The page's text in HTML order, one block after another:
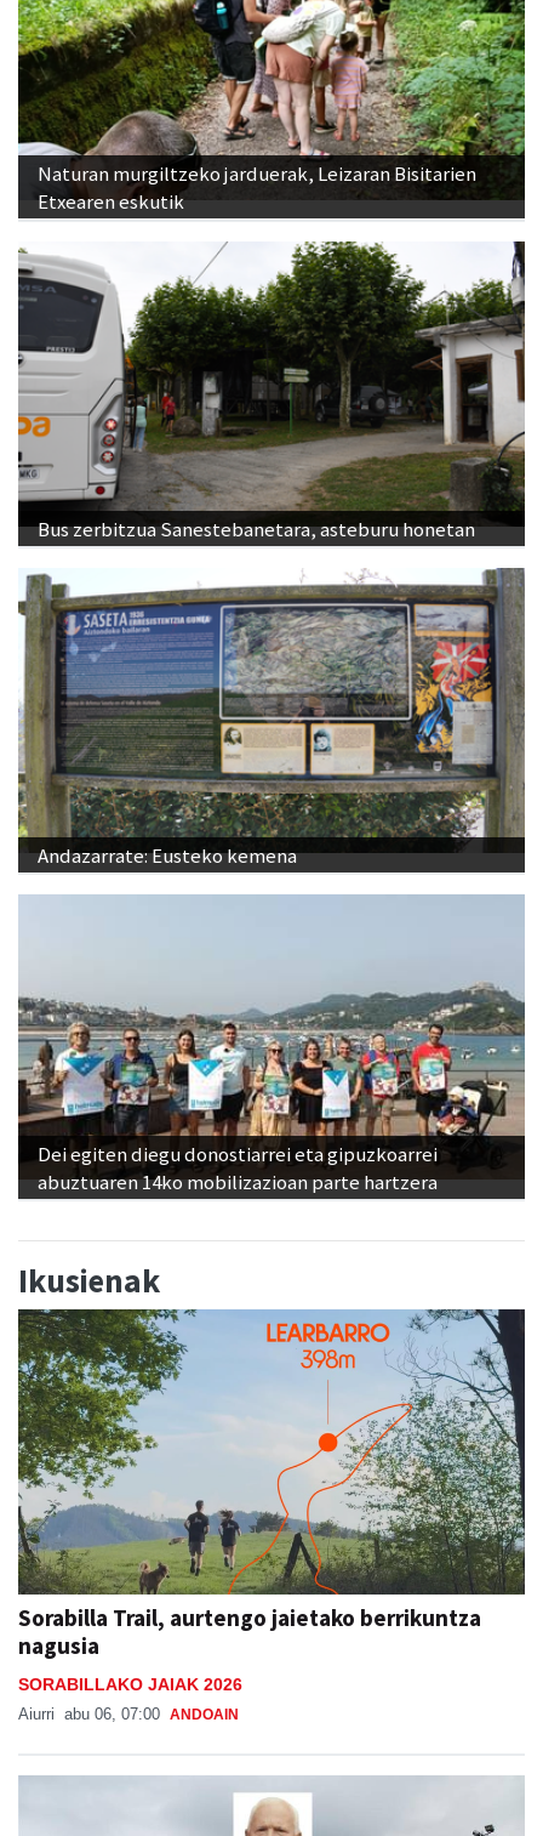
Naturan murgiltzeko jarduerak, Leizaran Bisitarien
Etxearen eskutik
Bus zerbitzua Sanestebanetara, asteburu honetan
Andazarrate: Eusteko kemena
Dei egiten diegu donostiarrei eta gipuzkoarrei
abuztuaren 14ko mobilizazioan parte hartzera
Ikusienak
Sorabilla Trail, aurtengo jaietako berrikuntza
nagusia
SORABILLAKO JAIAK 2026
Aiurri abu 06, 07:00 ANDOAIN